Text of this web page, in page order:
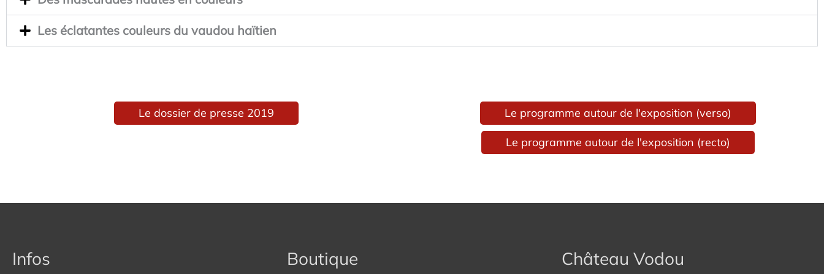
Les éclatantes couleurs du vaudou haïtien
Le dossier de presse 2019 Le programme autour de l'exposition (verso)
Le programme autour de l'exposition (recto)
Infos Boutique Château Vodou